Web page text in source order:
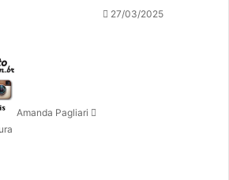
Amanda Pagliari
Mande
27/03/2025